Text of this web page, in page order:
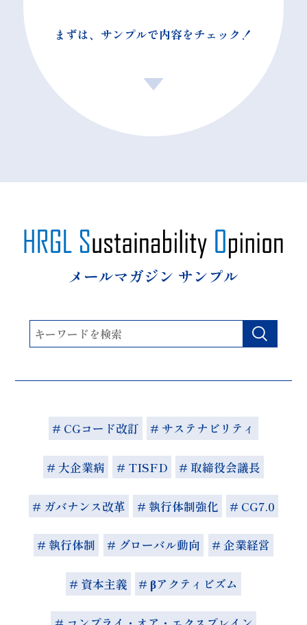
まずは、サンプルで内容をチェック！
メールマガジン サンプル
# CGコード改訂 # サステナビリティ
# 大企業病 # TISFD # 取締役会議長
# ガバナンス改革 # 執行体制強化 # CG7.0
# 執行体制 # グローバル動向 # 企業経営
# 資本主義 # βアクティビズム